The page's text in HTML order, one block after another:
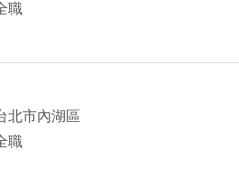
職
北市內湖區
職